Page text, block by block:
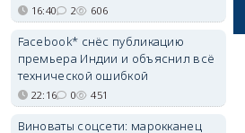
16:40 2 606
Facebook* снёс публикацию
премьера Индии и объяснил всё
технической ошибкой
22:16 0 451
Виноваты соцсети: марокканец